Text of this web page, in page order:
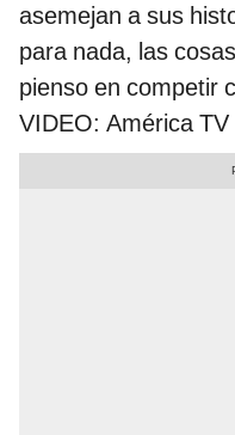
asemejan a sus
para nada, las
pienso en competir
VIDEO: América TV